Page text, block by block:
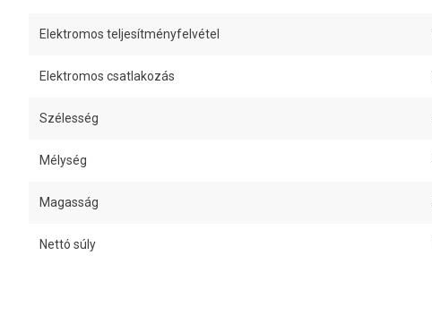
Elektromos teljesítményfelvétel
Elektromos csatlakozás
Szélesség
Mélység
Magasság
Nettó súly